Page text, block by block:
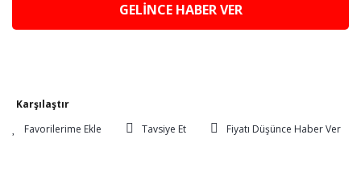
GELİNCE HABER VER
Karşılaştır
Tavsiye Et
Fiyatı Düşünce Haber Ver